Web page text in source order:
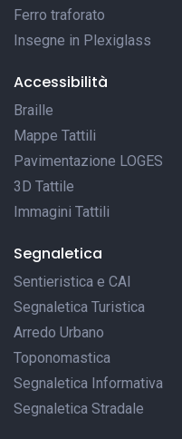
Ferro traforato
Insegne in Plexiglass
Accessibilità
Braille
Mappe Tattili
Pavimentazione LOGES
3D Tattile
Immagini Tattili
Segnaletica
Sentieristica e CAI
Segnaletica Turistica
Arredo Urbano
Toponomastica
Segnaletica Informativa
Segnaletica Stradale